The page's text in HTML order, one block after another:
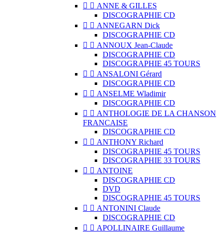
  ANNE & GILLES
DISCOGRAPHIE CD
  ANNEGARN Dick
DISCOGRAPHIE CD
  ANNOUX Jean-Claude
DISCOGRAPHIE CD
DISCOGRAPHIE 45 TOURS
  ANSALONI Gérard
DISCOGRAPHIE CD
  ANSELME Wladimir
DISCOGRAPHIE CD
  ANTHOLOGIE DE LA CHANSON
FRANCAISE
DISCOGRAPHIE CD
  ANTHONY Richard
DISCOGRAPHIE 45 TOURS
DISCOGRAPHIE 33 TOURS
  ANTOINE
DISCOGRAPHIE CD
DVD
DISCOGRAPHIE 45 TOURS
  ANTONINI Claude
DISCOGRAPHIE CD
  APOLLINAIRE Guillaume